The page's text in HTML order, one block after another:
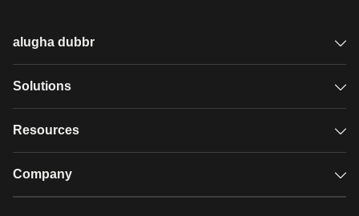
alugha dubbr
Overview
Glossary
Solutions
GDPR video hosting
Resources
Case studies
Company